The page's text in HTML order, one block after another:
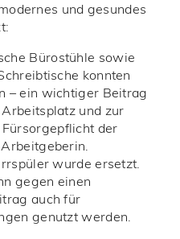
und gesundes
Bürostühle sowie
konnten
– ein wichtiger Beitrag
und zur
der
wurde ersetzt.
gegen einen
auch für
genutzt werden.